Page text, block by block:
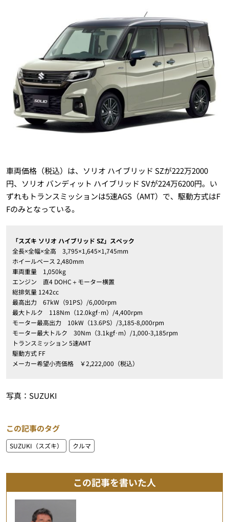
車両価格（税込）は、ソリオ ハイブリッド SZが222万2000
円、ソリオ バンディット ハイブリッド SVが224万6200円。い
ずれもトランスミッションは5速AGS（AMT）で、駆動方式はF
Fのみとなっている。
「スズキ ソリオ ハイブリッド SZ」スペック
全長×全幅×全高 3,795×1,645×1,745mm
ホイールベース 2,480mm
車両重量 1,050kg
エンジン 直4 DOHC＋モーター横置
総排気量 1242cc
最高出力 67kW（91PS）/6,000rpm
最大トルク 118Nm（12.0kgf･m）/4,400rpm
モーター最高出力 10kW（13.6PS）/3,185-8,000rpm
モーター最大トルク 30Nm（3.1kgf･m）/1,000-3,185rpm
トランスミッション 5速AMT
駆動方式 FF
メーカー希望小売価格 ￥2,222,000（税込）
写真：SUZUKI
この記事のタグ
SUZUKI（スズキ） クルマ
この記事を書いた人